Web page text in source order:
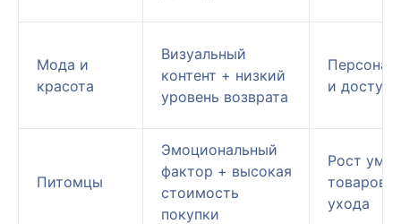
Мода и
красота
Визуальный
контент + низкий
уровень возврата
и
Питомцы
Эмоциональный
фактор + высокая
стоимость
покупки
Рост
товаров
ухода